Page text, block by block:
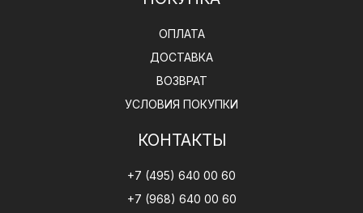
ОПЛАТА
ДОСТАВКА
ВОЗВРАТ
УСЛОВИЯ ПОКУПКИ
КОНТАКТЫ
+7 (495) 640 00 60
+7 (968) 640 00 60